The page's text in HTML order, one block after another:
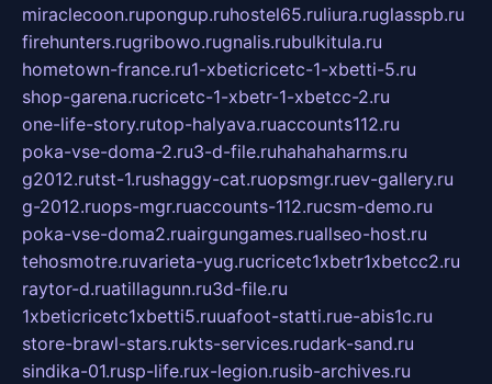
miraclecoon.rupongup.ruhostel65.ruliura.ruglasspb.ru
firehunters.rugribowo.rugnalis.rubulkitula.ru
hometown-france.ru1-xbeticricetc-1-xbetti-5.ru
shop-garena.rucricetc-1-xbetr-1-xbetcc-2.ru
one-life-story.rutop-halyava.ruaccounts112.ru
poka-vse-doma-2.ru3-d-file.ruhahahaharms.ru
g2012.rutst-1.rushaggy-cat.ruopsmgr.ruev-gallery.ru
g-2012.ruops-mgr.ruaccounts-112.rucsm-demo.ru
poka-vse-doma2.ruairgungames.ruallseo-host.ru
tehosmotre.ruvarieta-yug.rucricetc1xbetr1xbetcc2.ru
raytor-d.ruatillagunn.ru3d-file.ru
1xbeticricetc1xbetti5.ruuafoot-statti.rue-abis1c.ru
store-brawl-stars.rukts-services.rudark-sand.ru
sindika-01.rusp-life.rux-legion.rusib-archives.ru